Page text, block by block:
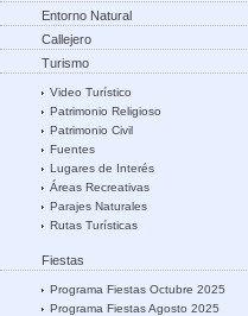
Entorno Natural
Callejero
Turismo
Video Turístico
Patrimonio Religioso
Patrimonio Civil
Fuentes
Lugares de Interés
Áreas Recreativas
Parajes Naturales
Rutas Turísticas
Fiestas
Programa Fiestas Octubre 2025
Programa Fiestas Agosto 2025